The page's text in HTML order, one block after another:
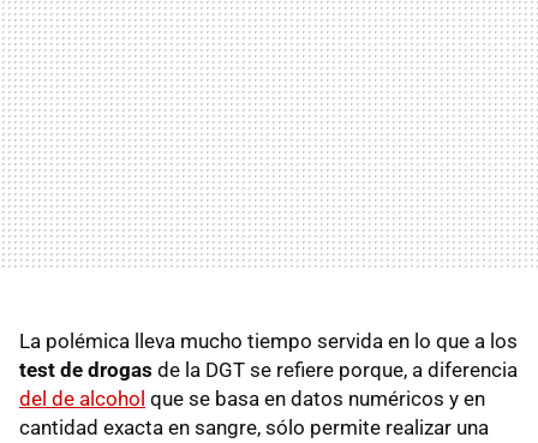
La polémica lleva mucho tiempo servida en lo que a los
test de drogas de la DGT se refiere porque, a diferencia
del de alcohol que se basa en datos numéricos y en
cantidad exacta en sangre, sólo permite realizar una